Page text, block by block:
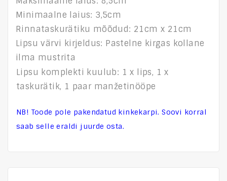
Minimaalne laius: 3,5cm
Rinnataskurätiku mõõdud: 21cm x 21cm
Lipsu värvi kirjeldus: Pastelne kirgas kollane
ilma mustrita
Lipsu komplekti kuulub: 1 x lips, 1 x
taskurätik, 1 paar manžetinööpe
NB! Toode pole pakendatud kinkekarpi. Soovi korral
saab selle eraldi juurde osta.